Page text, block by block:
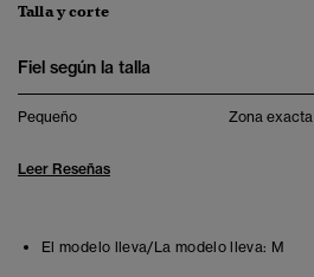
Talla y corte
Fiel según la talla
Pequeño Zona exacta
Leer Reseñas
El modelo lleva/La modelo lleva: M